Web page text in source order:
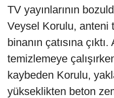
TV yayınlarının
Veysel Korulu, anteni
binanın çatısına
temizlemeye
kaybeden Korulu,
yükseklikten beton